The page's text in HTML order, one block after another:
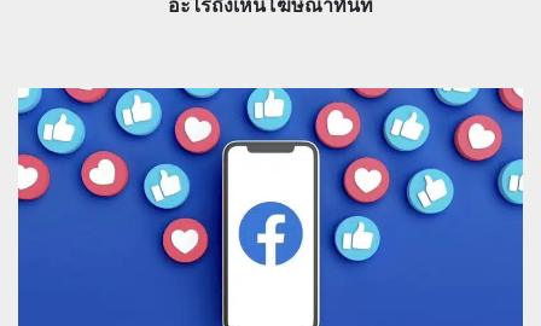
อะไรถึงเห็นโฆษณาทันที